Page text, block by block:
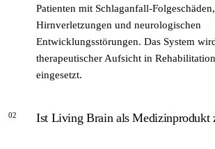
Patienten mit Schlaganfall-
Hirnverletzungen und neurologischen
Entwicklungsstörungen. Das System
therapeutischer Aufsicht in
eingesetzt.
02 Ist Living Brain als Medizinprodukt